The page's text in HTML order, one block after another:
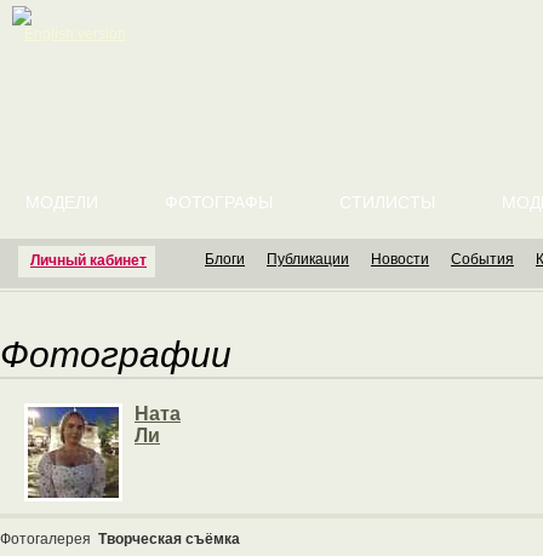
Личный кабинет
МОДЕЛИ ФОТОГРАФЫ СТИЛИСТЫ
Блоги Публикации Новости События
Фотографии
Ната
Ли
Фотогалерея Творческая съёмка